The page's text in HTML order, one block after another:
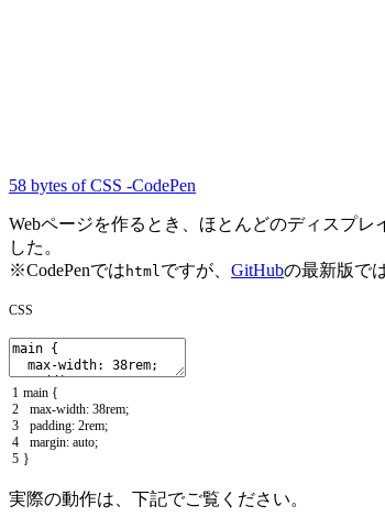
58 bytes of CSS -CodePen
Webページを作るとき、ほとんどのディスプ
した。
※CodePenでは html ですが、 GitHubの最新版で
CSS
1
2
3
4
5
main {
max-width: 38rem;
padding: 2rem;
margin: auto;
}
実際の動作は、下記でご覧ください。